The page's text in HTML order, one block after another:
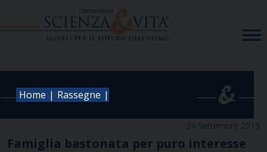
Home | Rassegne |
24 Settembre 2015
Famiglia bastonata per puro interesse